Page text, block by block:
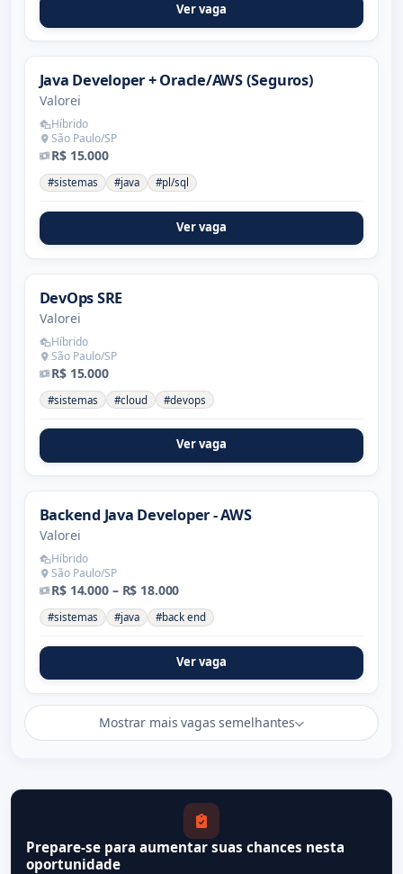
Ver vaga
Java Developer + Oracle/AWS (Seguros)
Valorei
Híbrido
São Paulo/SP
R$ 15.000
#sistemas #java #pl/sql
Ver vaga
DevOps SRE
Valorei
Híbrido
São Paulo/SP
R$ 15.000
#sistemas #cloud #devops
Ver vaga
Backend Java Developer - AWS
Valorei
Híbrido
São Paulo/SP
R$ 14.000 – R$ 18.000
#sistemas #java #back end
Ver vaga
Mostrar mais vagas semelhantes
Prepare-se para aumentar suas chances nesta
oportunidade